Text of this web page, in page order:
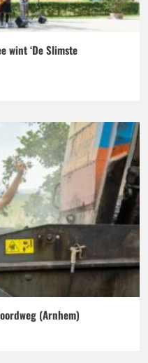
wint ‘De Slimste
(Arnhem)